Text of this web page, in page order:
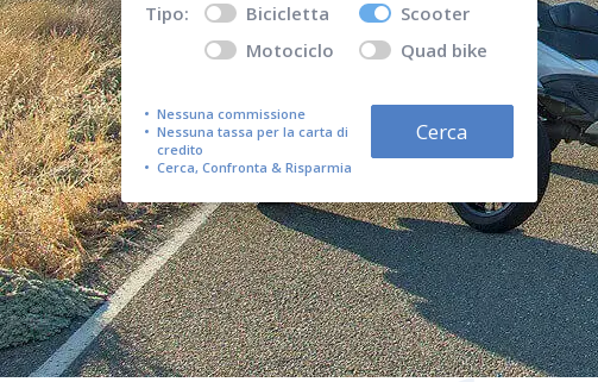
Tipo: Bicicletta
Scooter
Motociclo
Quad bike
Nessuna commissione
Nessuna tassa per la carta di
credito
Cerca, Confronta & Risparmia
Cerca